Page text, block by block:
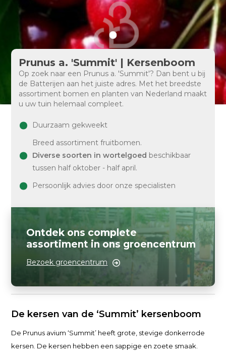
Prunus a. 'Summit' | Kersenboom
Op zoek naar een Prunus a. 'Summit'? Dan bent u bij
de Batterijen aan het juiste adres. Met het breedste
assortiment bomen en planten van Nederland maakt
u uw tuin helemaal compleet.
Duurzaam gekweekt
Breed assortiment fruitbomen.
Diverse soorten in wortelgoed beschikbaar
tussen half oktober - half april.
Persoonlijk advies door onze specialisten
Ontdek ons complete
assortiment in ons groencentrum
Bezoek groencentrum
De kersen van de ‘Summit’ kersenboom
De Prunus avium ‘Summit’ heeft grote, stevige donkerrode
kersen. De kersen hebben een sappige en zoete smaak.